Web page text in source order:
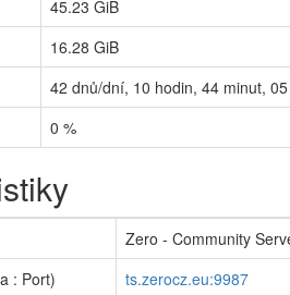
45.23 GiB
16.28 GiB
42 dnů/dní, 10 hodin, 44 minut, 05
0 %
Zero - Community
: Port)
ts.zerocz.eu:9987